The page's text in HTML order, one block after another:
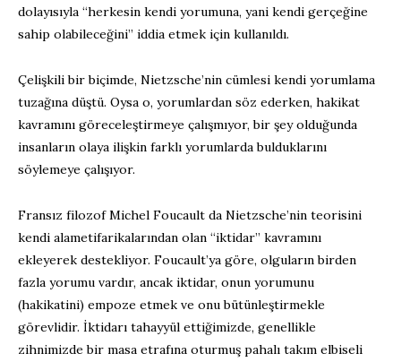
dolayısıyla “herkesin kendi yorumuna, yani kendi gerçeğine
sahip olabileceğini” iddia etmek için kullanıldı.
Çelişkili bir biçimde, Nietzsche’nin cümlesi kendi yorumlama
tuzağına düştü. Oysa o, yorumlardan söz ederken, hakikat
kavramını göreceleştirmeye çalışmıyor, bir şey olduğunda
insanların olaya ilişkin farklı yorumlarda bulduklarını
söylemeye çalışıyor.
Fransız filozof Michel Foucault da Nietzsche’nin teorisini
kendi alametifarikalarından olan “iktidar” kavramını
ekleyerek destekliyor. Foucault’ya göre, olguların birden
fazla yorumu vardır, ancak iktidar, onun yorumunu
(hakikatini) empoze etmek ve onu bütünleştirmekle
görevlidir. İktidarı tahayyül ettiğimizde, genellikle
zihnimizde bir masa etrafına oturmuş pahalı takım elbiseli